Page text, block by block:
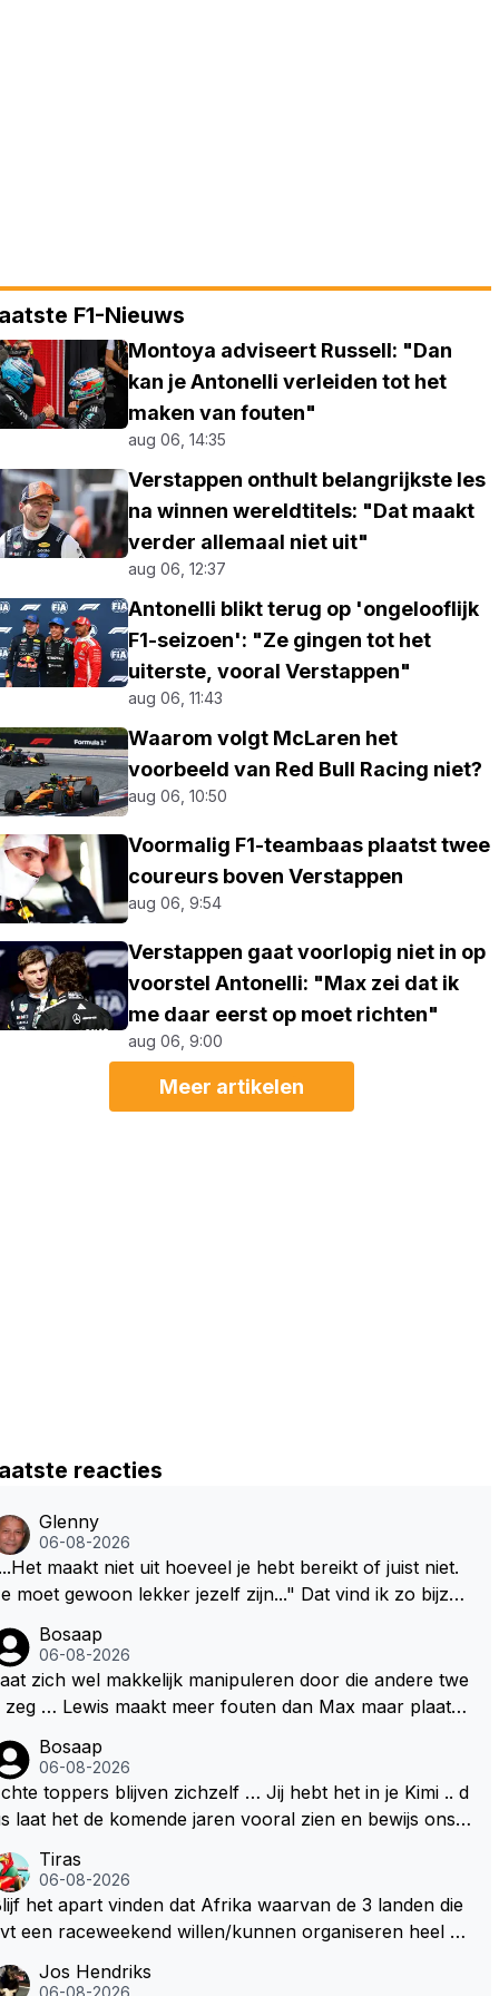
F1-Nieuws
Montoya adviseert Russell: "Dan
kan je Antonelli verleiden tot het
maken van fouten"
aug 06, 14:35
Verstappen onthult belangrijkste les
na winnen wereldtitels: "Dat maakt
verder allemaal niet uit"
aug 06, 12:37
Antonelli blikt terug op 'ongelooflijk
F1-seizoen': "Ze gingen tot het
uiterste, vooral Verstappen"
aug 06, 11:43
Waarom volgt McLaren het
voorbeeld van Red Bull Racing niet?
aug 06, 10:50
Voormalig F1-teambaas plaatst twee
coureurs boven Verstappen
aug 06, 9:54
Verstappen gaat voorlopig niet in op
voorstel Antonelli: "Max zei dat ik
me daar eerst op moet richten"
aug 06, 9:00
Meer artikelen
reacties
Glenny
06-08-2026
maakt niet uit hoeveel je hebt bereikt of juist niet.
moet gewoon lekker jezelf zijn..." Dat vind ik zo bijzon
om kwantiteit in het (zijn) leven. Voor zo'n mindset in
wereld waarin het nota bene heel vaak juist WEL om
draait, en dat op zo'n jonge leeftijd, kan ik allee
Dhabi won in 2021 zei hij al direct dat hij had bereikt
hij altijd al graag wilde. Max was tevreden, de rest is
Iets dergelijks heb ik bijvoorbeeld Lando Norris n
Bosaap
06-08-2026
zich wel makkelijk manipuleren door die andere twe
zeg … Lewis maakt meer fouten dan Max maar plaatst
mij goed, maar heeft ook het beste materiaal .. Het k
en mag nooit zo zijn dat hij kwa rijden hoger ingescha
wordt dan Lewis en Max .. Dan begrijpt je het echt ni
Bosaap
06-08-2026
toppers blijven zichzelf … Jij hebt het in je Kimi .. d
laat het de komende jaren vooral zien en bewijs ons d
Tiras
06-08-2026
het apart vinden dat Afrika waarvan de 3 landen die
een raceweekend willen/kunnen organiseren heel ve
van circuits en geld voor de FOM om maar die F1 lic
Jos Hendriks
06-08-2026